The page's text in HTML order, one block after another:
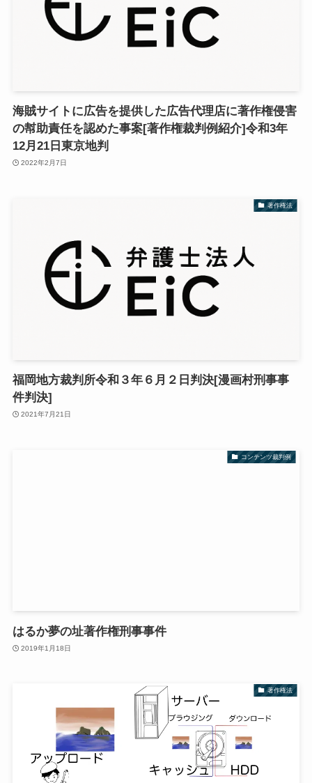
海賊サイトに広告を提供した広告代理店に著作権侵害
の幇助責任を認めた事案[著作権裁判例紹介]令和3年
12月21日東京地判
2022年2月7日
著作権法
福岡地方裁判所令和３年６月２日判決[漫画村刑事事
件判決]
2021年7月21日
コンテンツ裁判例
はるか夢の址著作権刑事事件
2019年1月18日
著作権法